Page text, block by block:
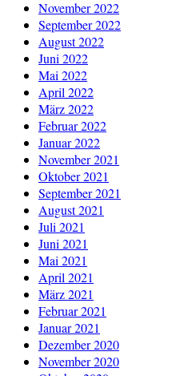
November 2022
September 2022
August 2022
Juni 2022
Mai 2022
April 2022
März 2022
Februar 2022
Januar 2022
November 2021
Oktober 2021
September 2021
August 2021
Juli 2021
Juni 2021
Mai 2021
April 2021
März 2021
Februar 2021
Januar 2021
Dezember 2020
November 2020